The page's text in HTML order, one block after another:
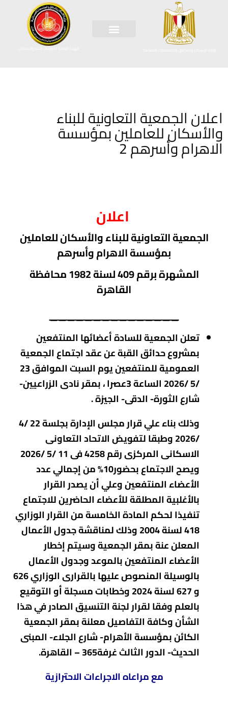
الهيئة العامة لتعاونيات البناء والاسكان
اعلان الجمعية التعاونية للبناء
والأسكان للعاملين بمؤسسة
الاهرام وأسرهم 2
اعلان
الجمعيةالتعاونيةللبناء والأسكان للعاملين
بمؤسسة الاهرام وأسرهم
المشهرة برقم 409
لسنة 1982 محافظة
القاهرة
_______________
تعلن الجمعية للسادة أعضائها المنتفعين
بمشروع حدائق القبة عن عقد اجتماع الجمعية
العمومية للمنتفعين يوم السبت الموافق 23
/5 /2026 الساعة 3عصرا ، بمقر نادى الزراعيين-
شارع الثورة- الدقى- الجيزة .
وذلك بناء علي قرار مجلس الإدارة بجلسة 22 /4
/2026 وطبقا لتفويض الاتحاد التعاونى
الاسكانى المركزى رقم 4258 فى 11 /5 /2026
ويصح الاجتماع بحضور10% من إجمالي عدد
الأعضاء المنتفعين وعلي أن يصدر القرار
بالأغلبية المطلقة للأعضاء الحاضرين للاجتماع
تنفيذا لحكم المادة الخامسة من القرار الوزاري
418 لسنة 2004 وذلك لمناقشة جدول الأعمال
المعلن عنة بمقر الجمعية وسيتم إخطار
الأعضاء المنتفعين بالموعد وجدول الأعمال
بالوسيلة المنصوص عليها بالقرارى الوزاري 626
و 627 لسنة 2024 وخطابات مسجلة أو التوقيع
بالعلم وفقا لقرار لجنة التنسيق الصادر في هذا
الشأن وكافة التفاصيل معلنة بمقر الجمعية
الكائن بمؤسسة الأهرام- شارع الجلاء- المبنى
الحديث- الدور الثالث غرفة365 – القاهرة.
مع مراعاه الاجراءات الاحترازية